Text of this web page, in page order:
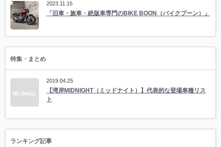
2023.11.15
「旧車・族車・絶版車専門のBIKE BOON（バイクブーン）」
特集・まとめ
2019.04.25
【湾岸MIDNIGHT（ミッドナイト）】代表的な登場車種リス
ト
ランキング記事